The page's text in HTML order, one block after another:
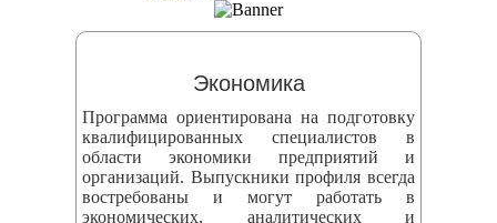
Экономика
Программа ориентирована на подготовку
квалифицированных специалистов в
области экономики предприятий и
организаций. Выпускники профиля всегда
востребованы и могут работать в
экономических, аналитических и